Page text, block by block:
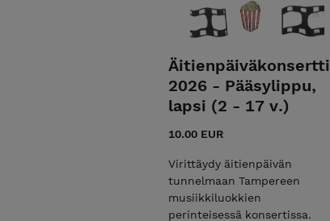
Äitienpäiväkonsertti
2026 - Pääsylippu,
lapsi (2 - 17 v.)
10.00 EUR
Virittäydy äitienpäivän
tunnelmaan Tampereen
musiikkiluokkien
perinteisessä konsertissa.